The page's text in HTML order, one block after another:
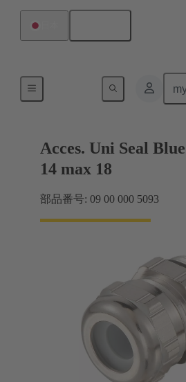
ケーブルグランド
Acces. Uni Seal
14 max 18
部品番号: 09 00 000 5093